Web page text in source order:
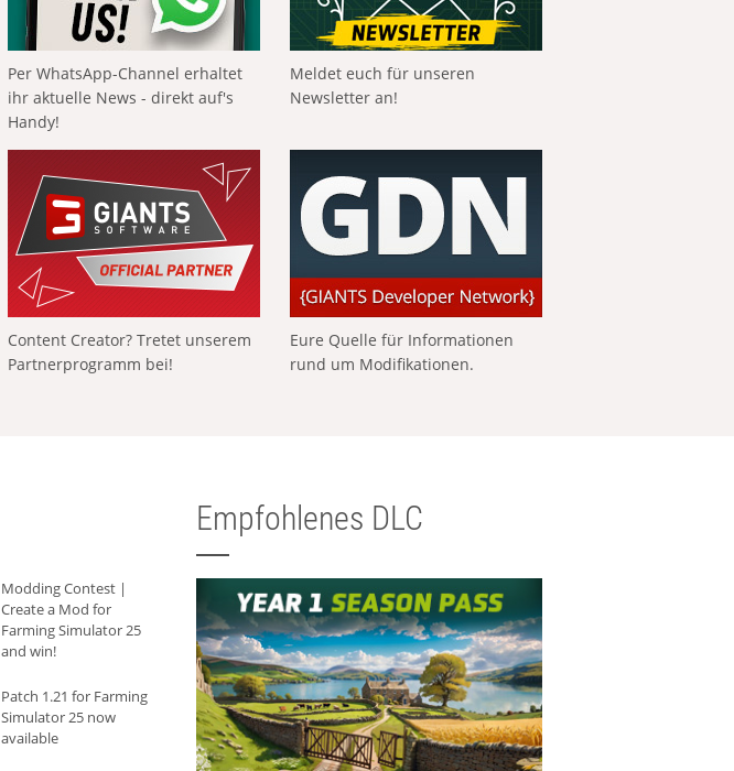
Per WhatsApp-Channel erhaltet
ihr aktuelle News - direkt auf's
Handy!
Meldet euch für unseren
Newsletter an!
Content Creator? Tretet unserem
Partnerprogramm bei!
Eure Quelle für Informationen
rund um Modifikationen.
Modding Contest |
Create a Mod for
Farming Simulator 25
and win!
Patch 1.21 for Farming
Simulator 25 now
available
Empfohlenes DLC